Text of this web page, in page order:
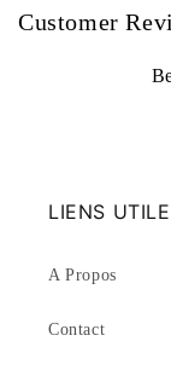
Customer
LIENS
A Propos
Contact